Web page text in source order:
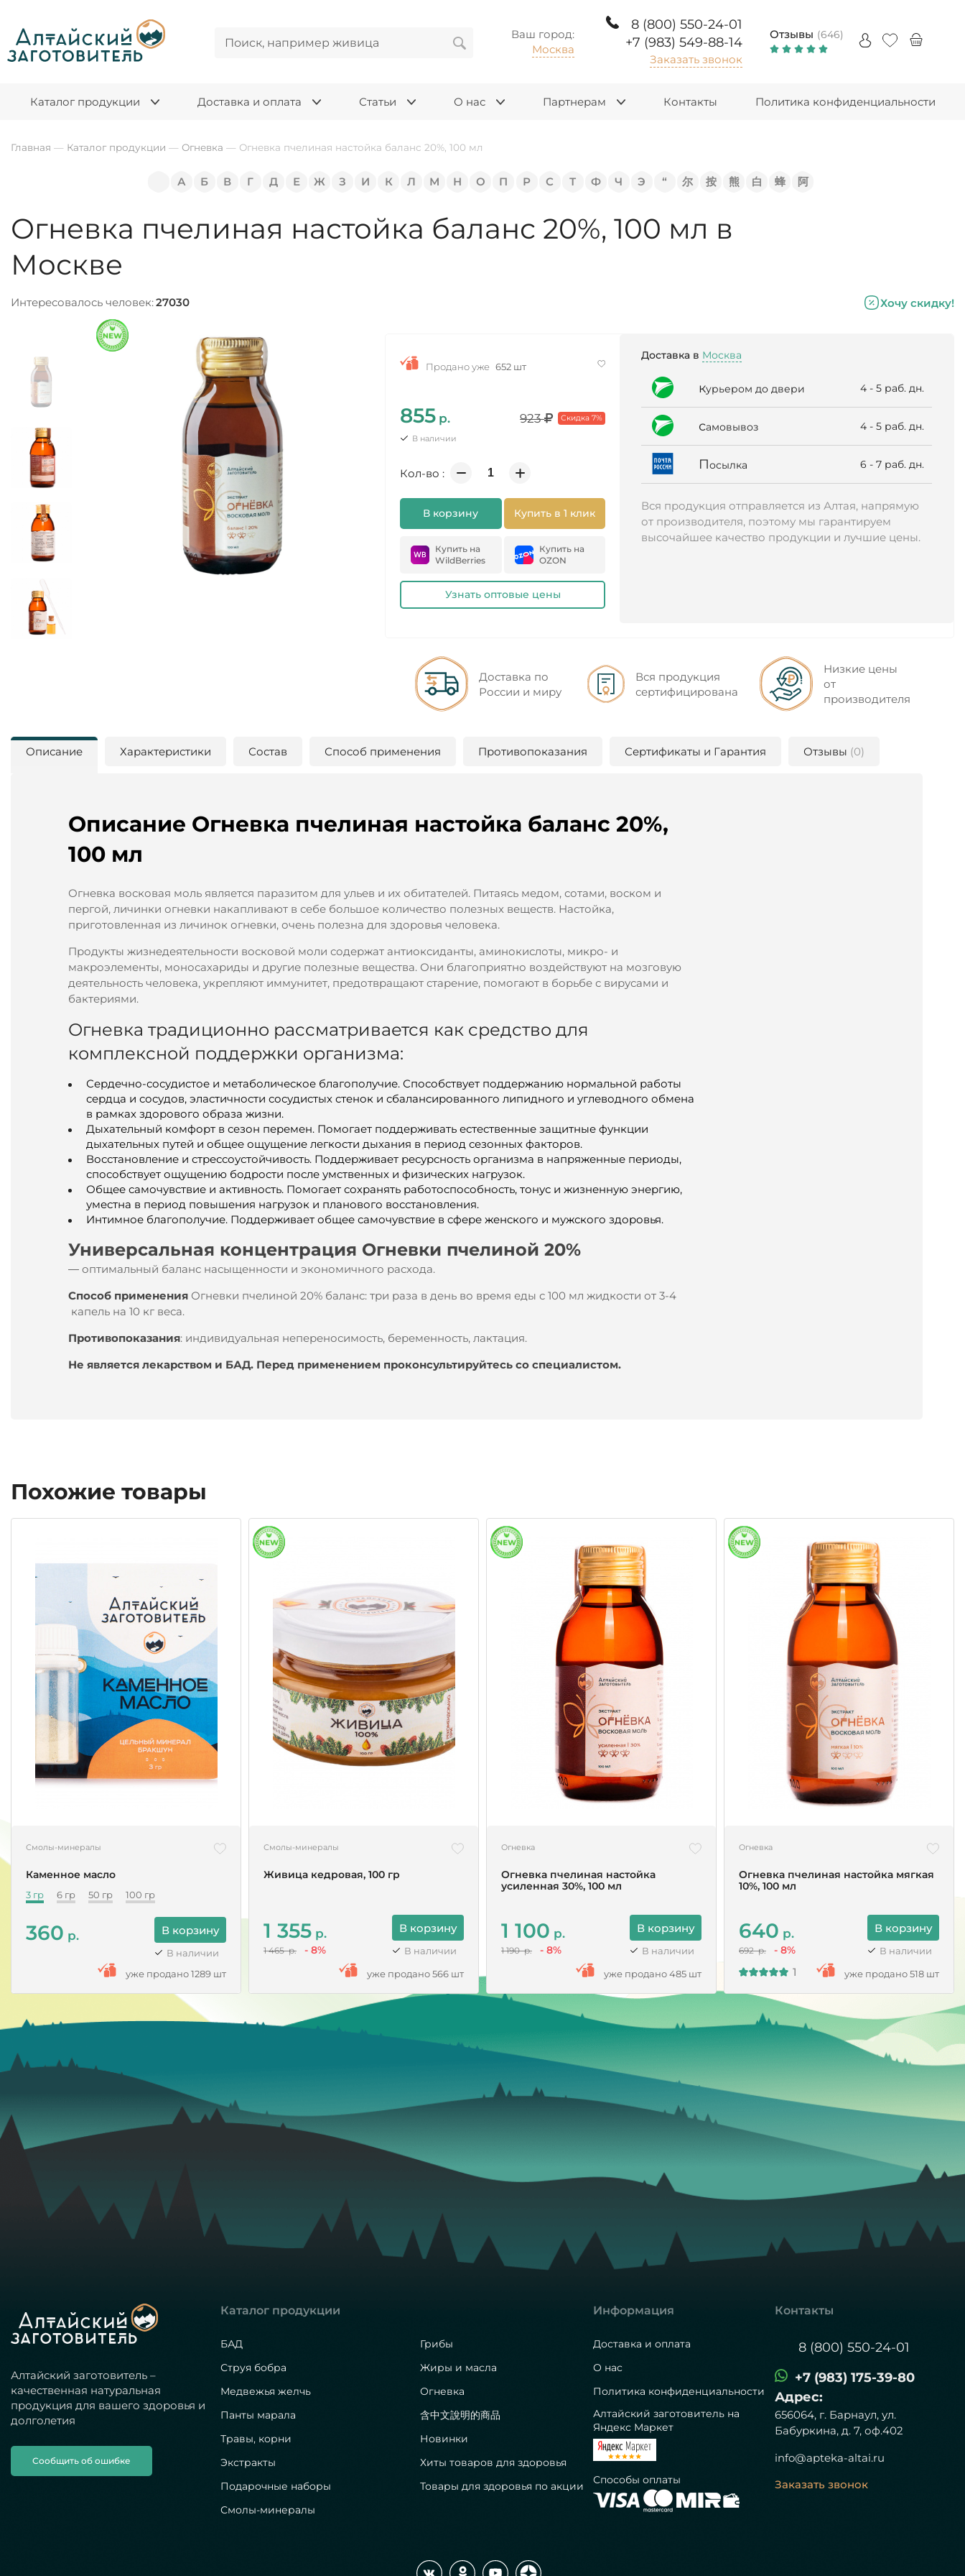
Ваш город:
Москва
8 (800) 550-24-01
+7 (983) 549-88-14
Заказать звонок
Отзывы (646)
Каталог продукции Доставка и оплата Статьи О нас Партнерам Контакты Политика конфиденциальности
Главная — Каталог продукции — Огневка — Огневка пчелиная настойка баланс 20%, 100 мл
А Б В Г Д Е Ж З И К Л М Н О П Р С Т Ф Ч Э “ 尔 按 熊 白 蜂 阿
Огневка пчелиная настойка баланс 20%, 100 мл в
Москве
Интересовалось человек:27030 Хочу скидку!
Продано уже 652 шт
855 р. 923 Скидка 7%
В наличии
Кол-во :
В корзину Купить в 1 клик
Купить на
WildBerries
Купить на
OZON
Узнать оптовые цены
Доставка в Москва
курьером до двери 4 - 5 раб. дн.
самовывоз 4 - 5 раб. дн.
Посылка 6 - 7 раб. дн.
Вся продукция отправляется из Алтая, напрямую
от производителя, поэтому мы гарантируем
высочайшее качество продукции и лучшие цены.
Доставка по
России и миру
Вся продукция
сертифицирована
Низкие цены
от
производителя
Описание Характеристики Состав Способ применения Противопоказания Сертификаты и Гарантия Отзывы (0)
Описание Огневка пчелиная настойка баланс 20%,
100 мл
Огневка восковая моль является паразитом для ульев и их обитателей. Питаясь медом, сотами, воском и
пергой, личинки огневки накапливают в себе большое количество полезных веществ. Настойка,
приготовленная из личинок огневки, очень полезна для здоровья человека.
Продукты жизнедеятельности восковой моли содержат антиоксиданты, аминокислоты, микро- и
макроэлементы, моносахариды и другие полезные вещества. Они благоприятно воздействуют на мозговую
деятельность человека, укрепляют иммунитет, предотвращают старение, помогают в борьбе с вирусами и
бактериями.
Огневка традиционно рассматривается как средство для
комплексной поддержки организма:
Сердечно-сосудистое и метаболическое благополучие. Способствует поддержанию нормальной работы
сердца и сосудов, эластичности сосудистых стенок и сбалансированного липидного и углеводного обмена
в рамках здорового образа жизни.
Дыхательный комфорт в сезон перемен. Помогает поддерживать естественные защитные функции
дыхательных путей и общее ощущение легкости дыхания в период сезонных факторов.
Восстановление и стрессоустойчивость. Поддерживает ресурсность организма в напряженные периоды,
способствует ощущению бодрости после умственных и физических нагрузок.
Общее самочувствие и активность. Помогает сохранять работоспособность, тонус и жизненную энергию,
уместна в период повышения нагрузок и планового восстановления.
Интимное благополучие. Поддерживает общее самочувствие в сфере женского и мужского здоровья.
Универсальная концентрация Огневки пчелиной 20%
— оптимальный баланс насыщенности и экономичного расхода.
Способ применения Огневки пчелиной 20% баланс: три раза в день во время еды с 100 мл жидкости от 3-4
капель на 10 кг веса.
Противопоказания: индивидуальная непереносимость, беременность, лактация.
Не является лекарством и БАД. Перед применением проконсультируйтесь со специалистом.
Похожие товары
Смолы-минералы
Каменное масло
3 гр 6 гр 50 гр 100 гр
360р. В корзину
В наличии
уже продано 1289 шт
Смолы-минералы
Живица кедровая, 100 гр
1 355р.
1 465 р. - 8%
В корзину
В наличии
уже продано 566 шт
Огневка
Огневка пчелиная настойка
усиленная 30%, 100 мл
1 100р.
1 190 р. - 8%
В корзину
В наличии
уже продано 485 шт
Огневка
Огневка пчелиная настойка мягкая
10%, 100 мл
640р.
692 р. - 8%
В корзину
В наличии
1 уже продано 518 шт
Алтайский заготовитель –
качественная натуральная
продукция для вашего здоровья и
долголетия
Сообщить об ошибке
Каталог продукции
БАД
Струя бобра
Медвежья желчь
Панты марала
Травы, корни
Экстракты
Подарочные наборы
Смолы-минералы
Грибы
Жиры и масла
Огневка
含中文說明的商品
Новинки
Хиты товаров для здоровья
Товары для здоровья по акции
Информация
Доставка и оплата
О нас
Политика конфиденциальности
Алтайский заготовитель на
Яндекс Маркет
Способы оплаты
Контакты
8 (800) 550-24-01
+7 (983) 175-39-80
Адрес:
656064, г. Барнаул, ул.
Бабуркина, д. 7, оф.402
info@apteka-altai.ru
Заказать звонок